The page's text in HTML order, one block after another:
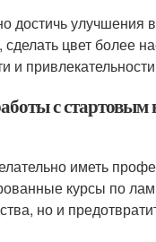
улучшения
сделать цвет
и
с
иметь
курсы по
но и